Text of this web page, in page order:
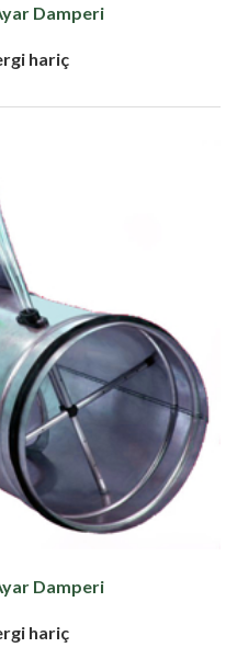
Damperi
hariç
Damperi
hariç